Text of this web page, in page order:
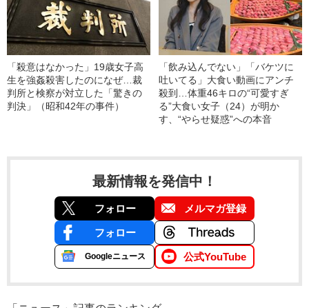
「殺意はなかった」19歳女子高
生を強姦殺害したのになぜ…裁
判所と検察が対立した「驚きの
判決」（昭和42年の事件）
「飲み込んでない」「バケツに
吐いてる」大食い動画にアンチ
殺到…体重46キロの“可愛すぎ
る”大食い女子（24）が明か
す、“やらせ疑惑”への本音
最新情報を発信中！
フォロー メルマガ登録
フォロー
Googleニュース 公式YouTube